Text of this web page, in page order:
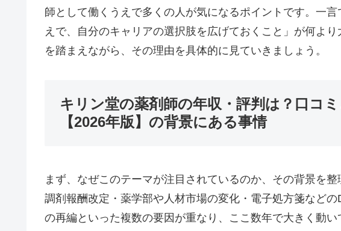
師として働くうえで多くの人が気になるポイントです。一
えで、自分のキャリアの選択肢を広げておくこと」が何よ
を踏まえながら、その理由を具体的に見ていきましょう。
キリン堂の薬剤師の年収・評判は？口コ
【2026年版】の背景にある事情
まず、なぜこのテーマが注目されているのか、その背景を整
調剤報酬改定・薬学部や人材市場の変化・電子処方箋など
の再編といった複数の要因が重なり、ここ数年で大きく動い